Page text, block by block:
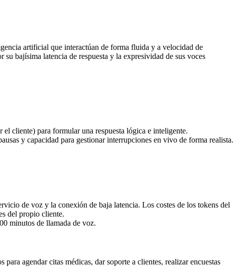
artificial que interactúan de forma fluida y a velocidad de
bajísima latencia de respuesta y la expresividad de sus voces
cliente) para formular una respuesta lógica e inteligente.
y capacidad para gestionar interrupciones en vivo de forma realista.
de voz y la conexión de baja latencia. Los costes de los tokens del
del propio cliente.
minutos de llamada de voz.
agendar citas médicas, dar soporte a clientes, realizar encuestas